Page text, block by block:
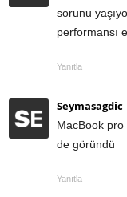
sorunu
performansı
Yanıtla
Seymasagdic
MacBook
de göründü
Yanıtla